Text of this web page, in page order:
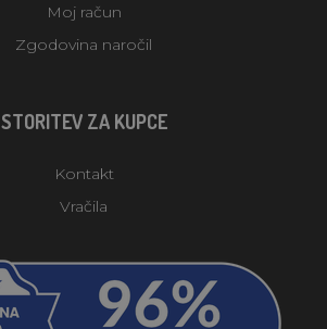
Moj račun
Zgodovina naročil
STORITEV ZA KUPCE
Kontakt
Vračila